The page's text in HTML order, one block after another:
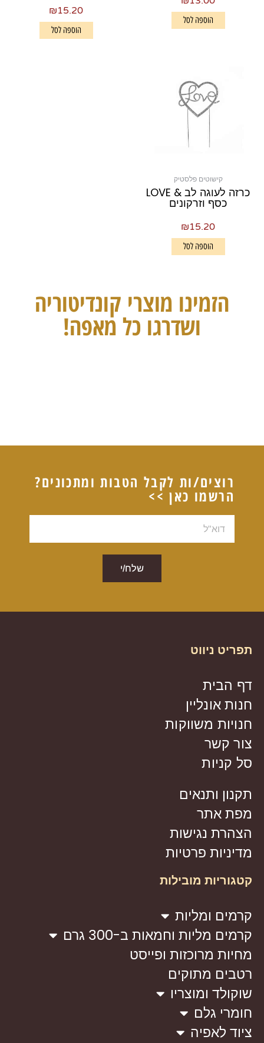
הוספה לסל
₪15.20
הוספה לסל
קישוטים פלסטיק
כרזה לעוגה לב & LOVE
כסף וזרקונים
₪15.20
הוספה לסל
הזמינו מוצרי קונדיטוריה
ושדרגו כל מאפה!
רוצים/ות לקבל הטבות ומתכונים?
הרשמו כאן >>
שלח/י
תפריט ניווט
דף הבית
חנות אונליין
חנויות משווקות
צור קשר
סל קניות
תקנון ותנאים
מפת אתר
הצהרת נגישות
מדיניות פרטיות
קטגוריות מובילות
קרמים ומליות
קרמים מליות וחמאות ב-300 גרם
מחיות מרוכזות ופייסט
רטבים מתוקים
שוקולד ומוצריו
חומרי גלם
ציוד לאפיה